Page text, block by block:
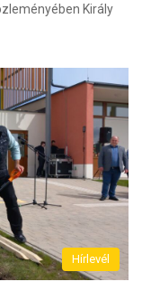
Király
Hírlevél